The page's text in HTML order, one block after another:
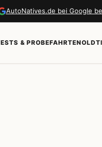
AutoNatives.de bei Google
& PROBEFAHRTEN